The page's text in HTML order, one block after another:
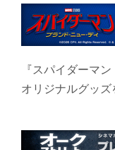
『スパイダーマ
オリジナルグッズ